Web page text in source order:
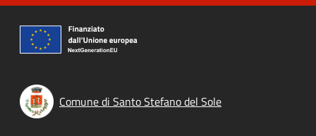
Comune di Santo Stefano del Sole